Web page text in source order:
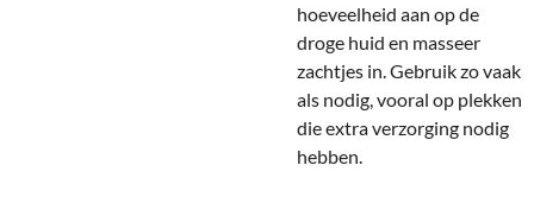
hoeveelheid aan op de
droge huid en masseer
zachtjes in. Gebruik zo vaak
als nodig, vooral op plekken
die extra verzorging nodig
hebben.